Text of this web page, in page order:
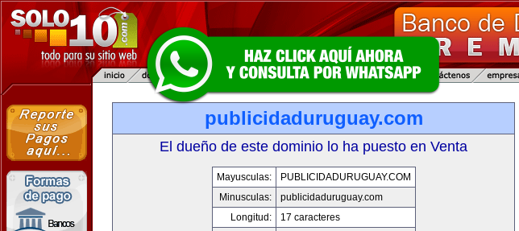
publicidaduruguay.com
El dueño de este dominio lo ha puesto en Venta
Mayusculas:
PUBLICIDADURUGUAY.COM
Minusculas:
publicidaduruguay.com
Longitud:
17 caracteres